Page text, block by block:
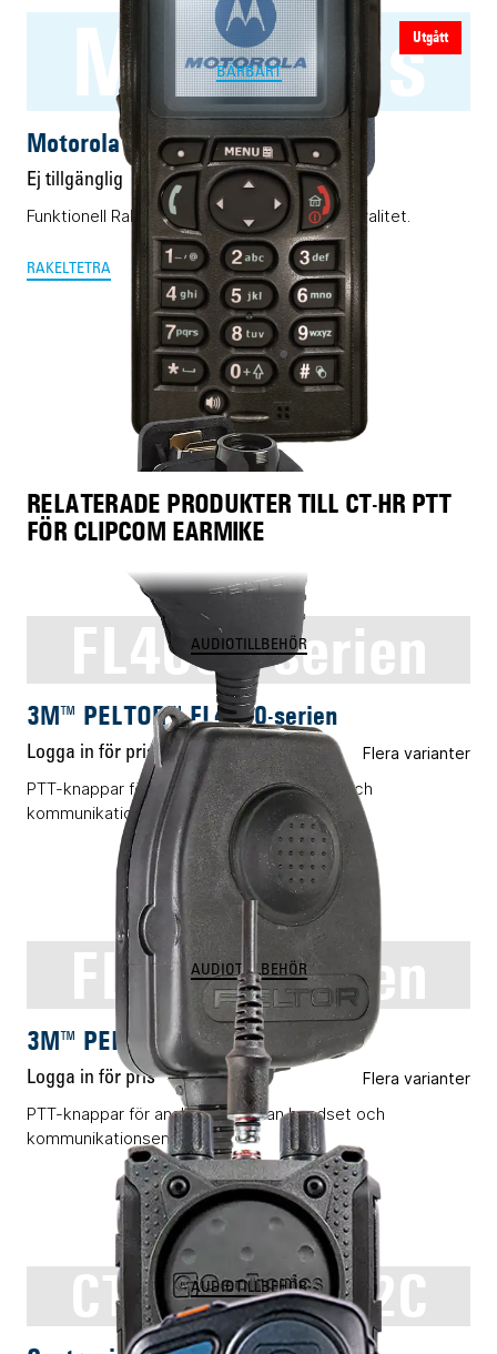
Utgått
MTP850s
BÄRBART
Motorola MTP850s
Ej tillgänglig
Funktionell Rakel-/Tetra-terminal med hög kvalitet.
RAKELTETRA
RELATERADE PRODUKTER TILL CT-HR PTT
FÖR CLIPCOM EARMIKE
FL4000-serien
AUDIOTILLBEHÖR
3M™ PELTOR™ FL4000-serien
Logga in för pris Flera varianter
PTT-knappar för koppling mellan headset och
kommunikationsenheter.
FL5000-serien
AUDIOTILLBEHÖR
3M™ PELTOR™ FL5000-serien
Logga in för pris Flera varianter
PTT-knappar för anslutning mellan headset och
kommunikationsenheter.
CT-MultiPTT 2C
AUDIOTILLBEHÖR